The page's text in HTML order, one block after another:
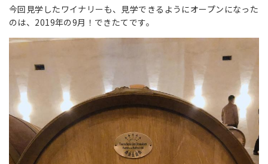
今回見学したワイナリーも、見学できるようにオープンになった
のは、2019年の9月！できたてです。